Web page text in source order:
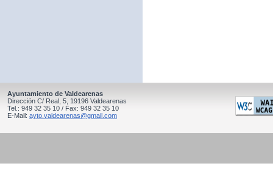
Ayuntamiento de Valdearenas
Dirección C/ Real, 5, 19196 Valdearenas
Tel.: 949 32 35 10 / Fax: 949 32 35 10
E-Mail: ayto.valdearenas@gmail.com